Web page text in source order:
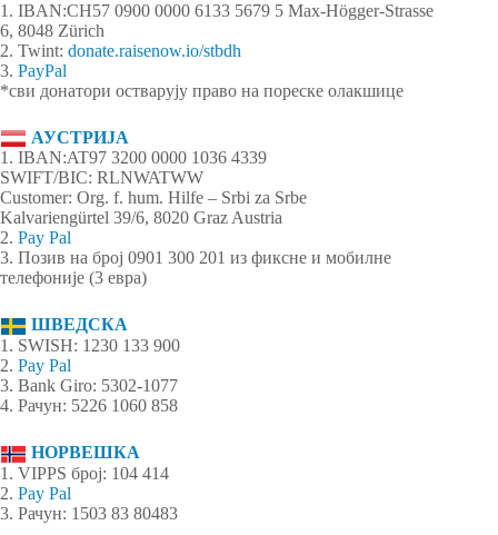
1. IBAN:CH57 0900 0000 6133 5679 5 Max-Högger-Strasse
6, 8048 Zürich
2. Twint: donate.raisenow.io/stbdh
3. PayPal
*сви донатори остварују право на пореске олакшице
АУСТРИЈА
1. IBAN:AT97 3200 0000 1036 4339
SWIFT/BIC: RLNWATWW
Customer: Org. f. hum. Hilfe – Srbi za Srbe
Kalvariengürtel 39/6, 8020 Graz Austria
2. Pay Pal
3. Позив на број 0901 300 201 из фиксне и мобилне
телефоније (3 евра)
ШВЕДСКА
1. SWISH: 1230 133 900
2. Pay Pal
3. Bank Giro: 5302-1077
4. Рачун: 5226 1060 858
НОРВЕШКА
1. VIPPS број: 104 414
2. Pay Pal
3. Рачун: 1503 83 80483